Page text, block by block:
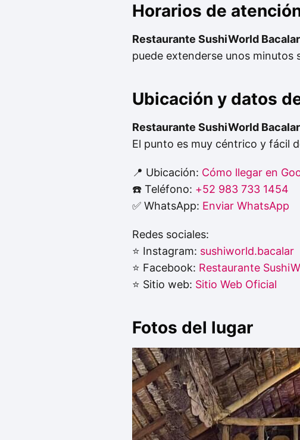
Horarios de
Restaurante SushiWorld Bacalar
puede extenderse unos minutos
Ubicación y datos
Restaurante SushiWorld Bacalar
El punto es muy céntrico y fácil
📍 Ubicación: Cómo llegar en
☎️ Teléfono: +52 983 733 1454
✅ WhatsApp: Enviar WhatsApp
Redes sociales:
⭐ Instagram: sushiworld.bacalar
⭐ Facebook: Restaurante
⭐ Sitio web: Sitio Web Oficial
Fotos del lugar